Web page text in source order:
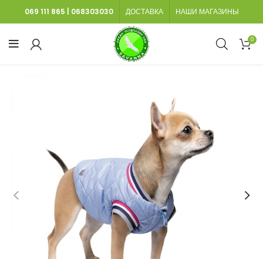
069 111 865 068303030 ДОСТАВКА НАШИ МАГАЗИНЫ
0